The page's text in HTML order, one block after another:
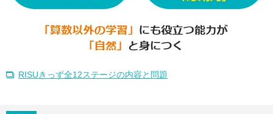
RISUきっず全12ステージの内容と問題